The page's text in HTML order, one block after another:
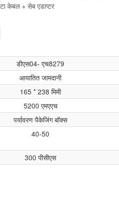
केबल + सेब एडाप्टर
डीएस04- एच8279
आयातित जामदानी
165 * 238 मिमी
5200 एमएएच
पर्यावरण पैकेजिंग बॉक्स
40-50
300 पीसीएस